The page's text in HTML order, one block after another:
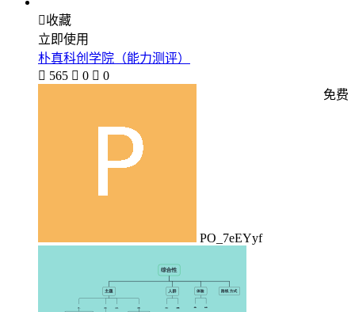
收藏
立即使用
朴真科创学院（能力测评）
 565  0  0
PO_7eEYyf
免费